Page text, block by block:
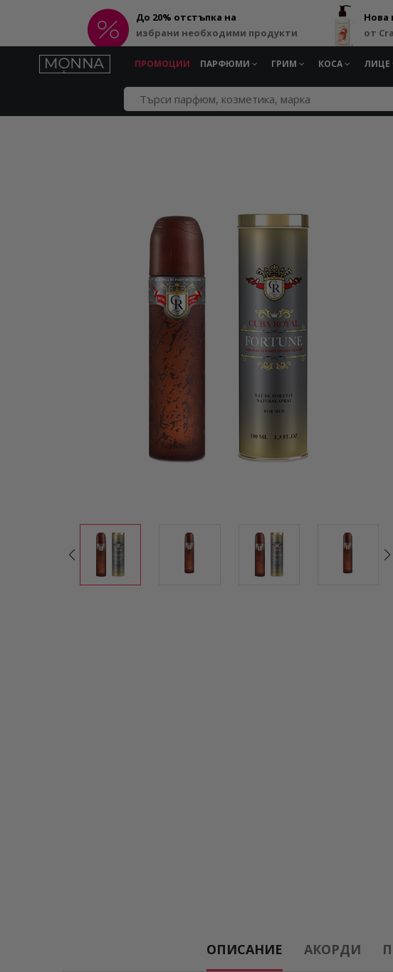
До 20% отстъпка на
избрани необходими продукти
Нова
от
ПРОМОЦИИ ПАРФЮМИ ГРИМ КОСА ЛИЦЕ
ОПИСАНИЕ АКОРДИ